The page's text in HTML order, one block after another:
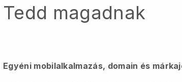
Tedd magadnak
Egyéni mobilalkalmazás, domain és